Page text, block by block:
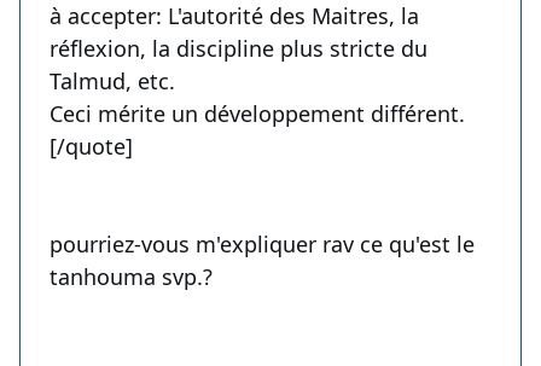
à accepter: L'autorité des Maitres, la
réflexion, la discipline plus stricte du
Talmud, etc.
Ceci mérite un développement différent.
[/quote]
pourriez-vous m'expliquer rav ce qu'est le
tanhouma svp.?